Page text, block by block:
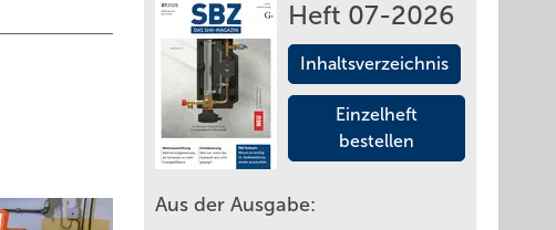
Heft 07-2026
Inhaltsverzeichnis
Einzelheft
bestellen
Aus der Ausgabe: